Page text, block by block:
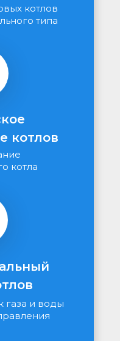
котлов
котлов
типа
котла
газа и воды